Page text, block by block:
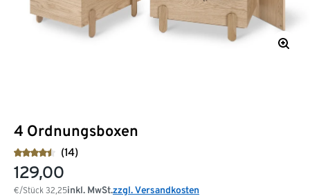
4 Ordnungsboxen
(14)
129,00
€/Stück 32,25inkl. MwSt.zzgl. Versandkosten